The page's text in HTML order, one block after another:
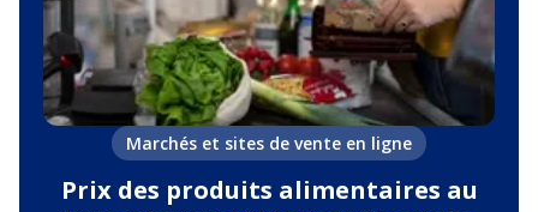
Marchés et sites de vente en ligne
Prix des produits alimentaires au